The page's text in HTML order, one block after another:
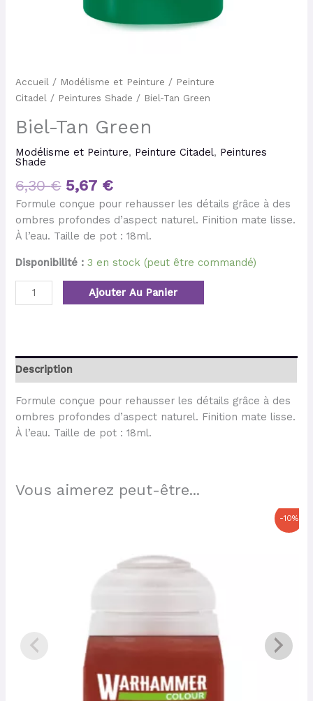
Accueil / Modélisme et Peinture / Peinture
Citadel / Peintures Shade / Biel-Tan Green
Biel-Tan Green
Modélisme et Peinture, Peinture Citadel, Peintures
Shade
6,30€ 5,67 €
Formule conçue pour rehausser les détails grâce à des
ombres profondes d’aspect naturel. Finition mate lisse.
À l’eau. Taille de pot : 18ml.
Disponibilité : 3 en stock (peut être commandé)
Ajouter Au Panier
Description
Formule conçue pour rehausser les détails grâce à des
ombres profondes d’aspect naturel. Finition mate lisse.
À l’eau. Taille de pot : 18ml.
Vous aimerez peut-être...
-10%